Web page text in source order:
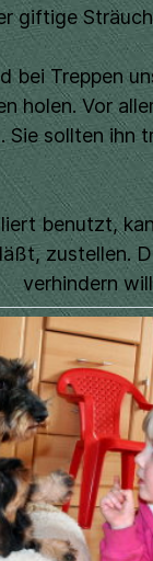
giftige
bei Treppen
holen. Vor
Sie sollten ihn
benutzt,
zustellen.
verhindern